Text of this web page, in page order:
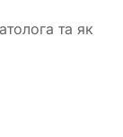
та як